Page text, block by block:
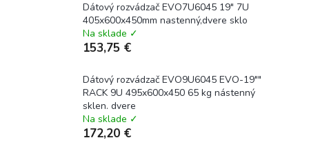
Dátový rozvádzač EVO7U6045 19" 7U
405x600x450mm nastenný,dvere sklo
Na sklade ✓
153,75 €
Dátový rozvádzač EVO9U6045 EVO-19""
RACK 9U 495x600x450 65 kg nástenný
sklen. dvere
Na sklade ✓
172,20 €